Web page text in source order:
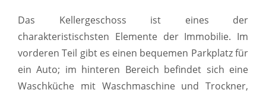
Das Kellergeschoss ist eines der
charakteristischsten Elemente der Immobilie. Im
vorderen Teil gibt es einen bequemen Parkplatz für
ein Auto; im hinteren Bereich befindet sich eine
Waschküche mit Waschmaschine und Trockner,